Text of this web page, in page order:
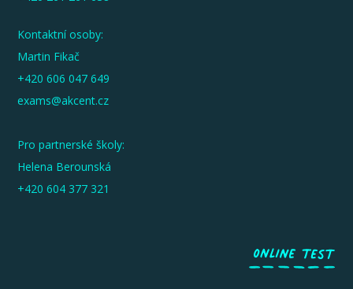
Kontaktní osoby:
Martin Fikač
+420 606 047 649
exams@akcent.cz
Pro partnerské školy:
Helena Berounská
+420 604 377 321